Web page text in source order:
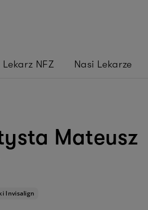
Lekarz NFZ Nasi Lekarze
Mateusz
Invisalign